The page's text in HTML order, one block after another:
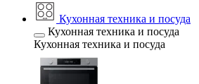
Кухонная техника и посуда
Кухонная техника и посуда
Кухонная техника и посуда